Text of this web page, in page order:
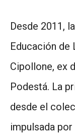
Desde 2011,
Educación de
Cipollone, ex
Podestá. La
desde el
impulsada